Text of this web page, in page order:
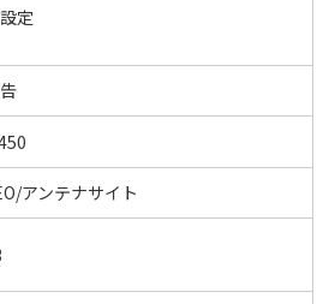
定
アンテナサイト